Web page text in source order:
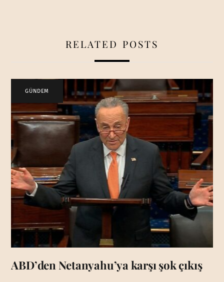
RELATED POSTS
GÜNDEM
ABD’den Netanyahu’ya karşı şok çıkış